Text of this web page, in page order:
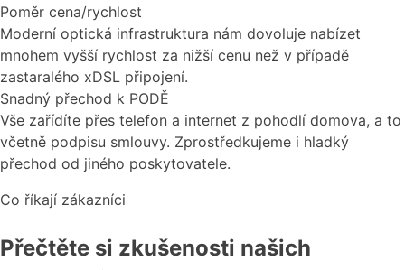
Poměr cena/rychlost
Moderní optická infrastruktura nám dovoluje nabízet
mnohem vyšší rychlost za nižší cenu než v případě
zastaralého xDSL připojení.
Snadný přechod k PODĚ
Vše zařídíte přes telefon a internet z pohodlí domova, a to
včetně podpisu smlouvy. Zprostředkujeme i hladký
přechod od jiného poskytovatele.
Co říkají zákazníci
Přečtěte si zkušenosti našich